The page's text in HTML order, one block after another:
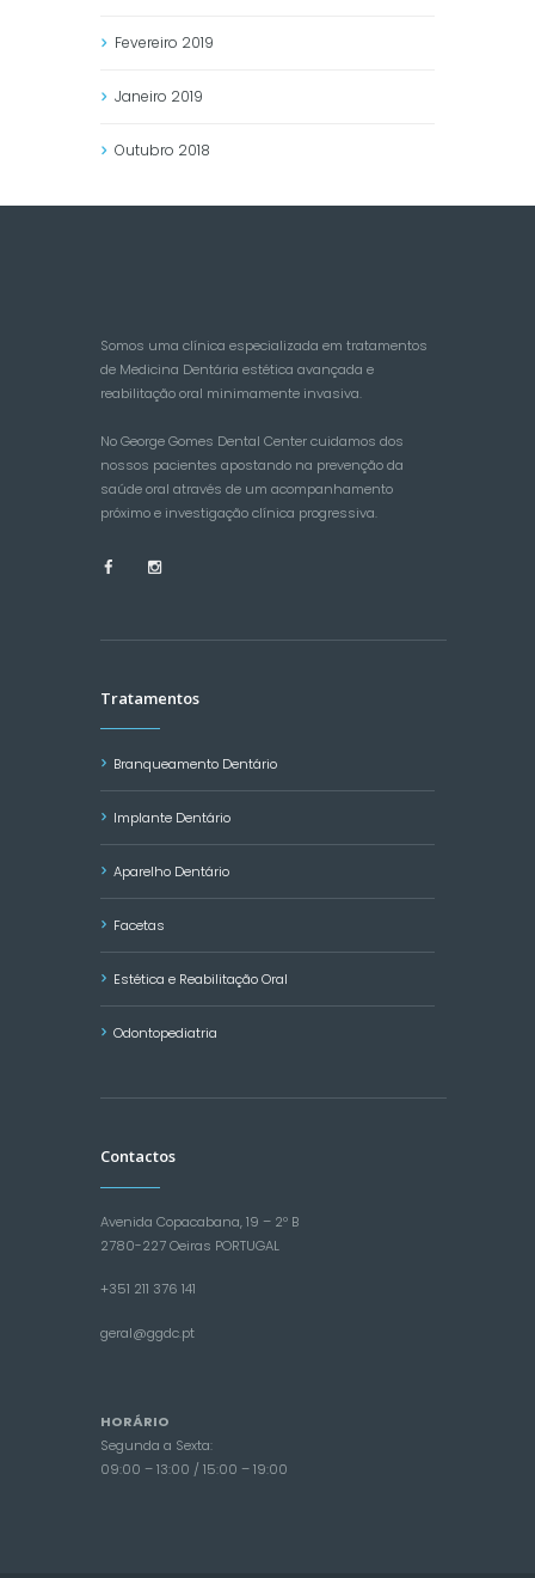
Fevereiro 2019
Janeiro 2019
Outubro 2018
Somos uma clínica especializada em tratamentos
de Medicina Dentária estética avançada e
reabilitação oral minimamente invasiva.
No George Gomes Dental Center cuidamos dos
nossos pacientes apostando na prevenção da
saúde oral através de um acompanhamento
próximo e investigação clínica progressiva.
Tratamentos
Branqueamento Dentário
Implante Dentário
Aparelho Dentário
Facetas
Estética e Reabilitação Oral
Odontopediatria
Contactos
Avenida Copacabana, 19 – 2º B
2780-227 Oeiras PORTUGAL
+351 211 376 141
geral@ggdc.pt
HORÁRIO
Segunda a Sexta:
09:00 – 13:00 / 15:00 – 19:00